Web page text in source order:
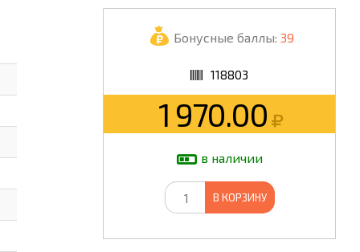
ШКОЛА
Бонусные баллы: 39
118803
1 970.00
в наличии
В КОРЗИНУ